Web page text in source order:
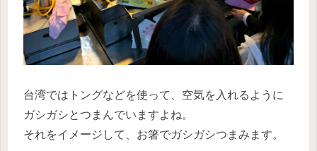
台湾ではトングなどを使って、空気を入れるように
ガシガシとつまんでいますよね。
それをイメージして、お箸でガシガシつまみます。